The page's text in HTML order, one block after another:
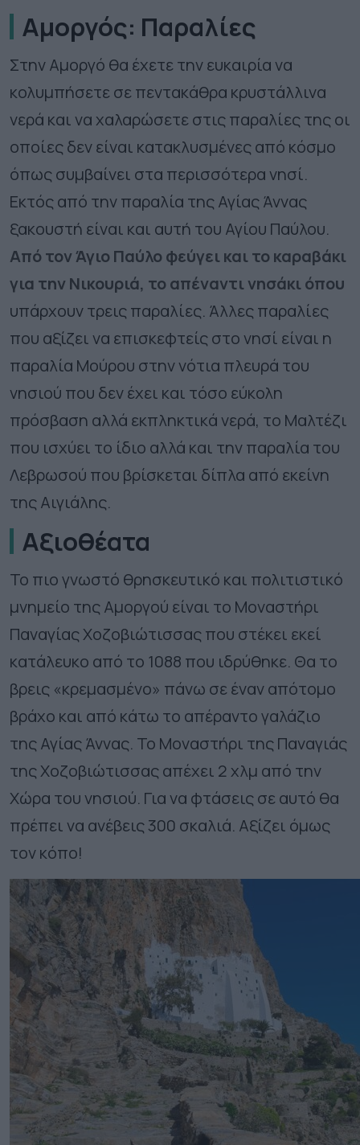
Αμοργός: Παραλίες
Στην Αμοργό θα έχετε την ευκαιρία να
κολυμπήσετε σε πεντακάθρα κρυστάλλινα
νερά και να χαλαρώσετε στις παραλίες της οι
οποίες δεν είναι κατακλυσμένες από κόσμο
όπως συμβαίνει στα περισσότερα νησί.
Εκτός από την παραλία της Αγίας Άννας
ξακουστή είναι και αυτή του Αγίου Παύλου.
Από τον Άγιο Παύλο φεύγει και το καραβάκι
για την Νικουριά, το απέναντι νησάκι όπου
υπάρχουν τρεις παραλίες. Άλλες παραλίες
που αξίζει να επισκεφτείς στο νησί είναι η
παραλία Μούρου στην νότια πλευρά του
νησιού που δεν έχει και τόσο εύκολη
πρόσβαση αλλά εκπληκτικά νερά, το Μαλτέζι
που ισχύει το ίδιο αλλά και την παραλία του
Λεβρωσού που βρίσκεται δίπλα από εκείνη
της Αιγιάλης.
Αξιοθέατα
Το πιο γνωστό θρησκευτικό και πολιτιστικό
μνημείο της Αμοργού είναι το Μοναστήρι
Παναγίας Χοζοβιώτισσας που στέκει εκεί
κατάλευκο από το 1088 που ιδρύθηκε. Θα το
βρεις «κρεμασμένο» πάνω σε έναν απότομο
βράχο και από κάτω το απέραντο γαλάζιο
της Αγίας Άννας. Το Μοναστήρι της Παναγιάς
της Χοζοβιώτισσας απέχει 2 χλμ από την
Χώρα του νησιού. Για να φτάσεις σε αυτό θα
πρέπει να ανέβεις 300 σκαλιά. Αξίζει όμως
τον κόπο!